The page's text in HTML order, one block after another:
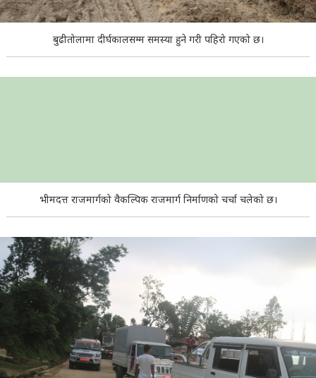
बुढीतोलामा दीर्घकालसम्म समस्या हुने गरी पहिरो गएको छ।
भीमदत्त राजमार्गको वैकल्पिक राजमार्ग निर्माणको चर्चा चलेको छ।